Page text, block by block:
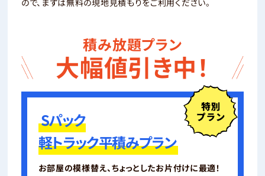
積み放題プラン
大幅値引き中！
Sパック
軽トラック平積みプラン
お部屋の模様替え、ちょっとしたお片付けに最適！